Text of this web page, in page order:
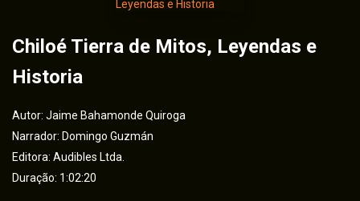
Chiloé Tierra de Mitos, Leyendas e
Historia
Autor: Jaime Bahamonde Quiroga
Narrador: Domingo Guzmán
Editora: Audibles Ltda.
Duração: 1:02:20